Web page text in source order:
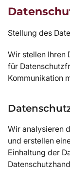
Stellung des
Wir stellen Ihren
für
Kommunikation
Wir analysieren
und erstellen
Einhaltung der